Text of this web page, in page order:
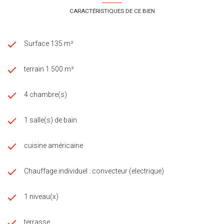
CARACTÉRISTIQUES DE CE BIEN
Surface 135 m²
terrain 1 500 m²
4 chambre(s)
1 salle(s) de bain
cuisine américaine
Chauffage individuel : convecteur (electrique)
1 niveau(x)
terrasse